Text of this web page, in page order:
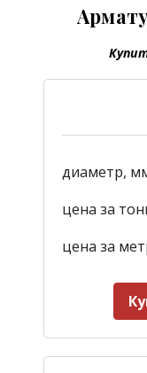
диаметр,
цена за
цена за